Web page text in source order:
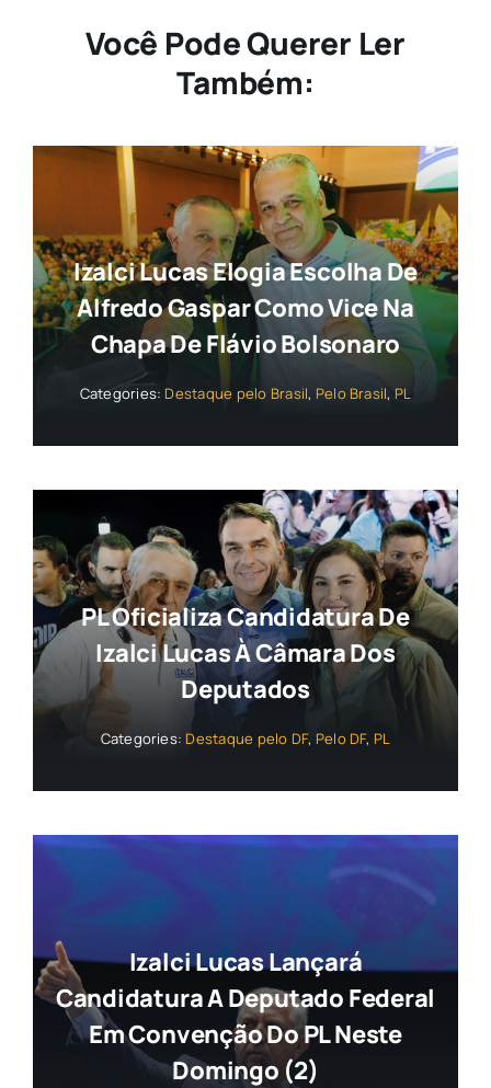
Você Pode Querer Ler
Também:
Izalci Lucas Elogia Escolha De
Alfredo Gaspar Como Vice Na
Chapa De Flávio Bolsonaro
Categories: Destaque pelo Brasil, Pelo Brasil, PL
PL Oficializa Candidatura De
Izalci Lucas À Câmara Dos
Deputados
Categories: Destaque pelo DF, Pelo DF, PL
Izalci Lucas Lançará
Candidatura A Deputado Federal
Em Convenção Do PL Neste
Domingo (2)